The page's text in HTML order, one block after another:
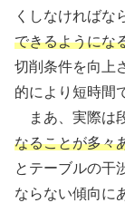
くしなければな
できるようにな
切削条件を向上
的により短時間
まあ、実際は
なることが多々
とテーブルの干
ならない傾向に